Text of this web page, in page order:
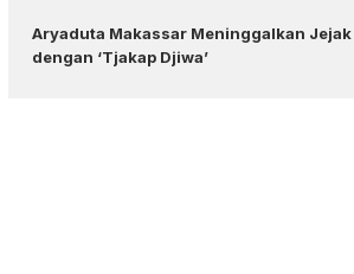
Aryaduta Makassar Meninggalkan
dengan ‘Tjakap Djiwa’